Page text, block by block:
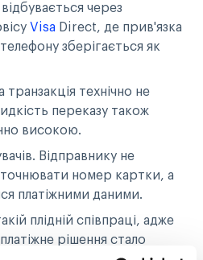
через
Visa Direct, де прив'язка
зберігається як
технічно не
переказу також
високою.
Відправнику не
номер картки, а
платіжними даними.
плідній співпраці, адже
рішення стало